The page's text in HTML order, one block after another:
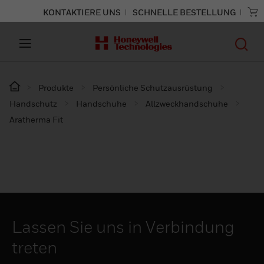
KONTAKTIERE UNS SCHNELLE BESTELLUNG
Produkte
Persönliche Schutzausrüstung
Handschutz
Handschuhe
Allzweckhandschuhe
Aratherma Fit
Lassen Sie uns in Verbindung
treten